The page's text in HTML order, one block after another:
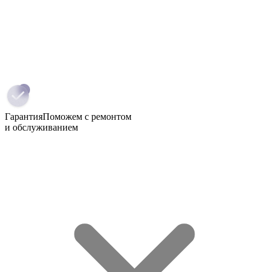
ГарантияПоможем с ремонтом
и обслуживанием